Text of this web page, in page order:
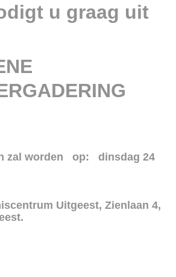
u graag uit
zal worden op: dinsdag 24
Uitgeest, Zienlaan 4,